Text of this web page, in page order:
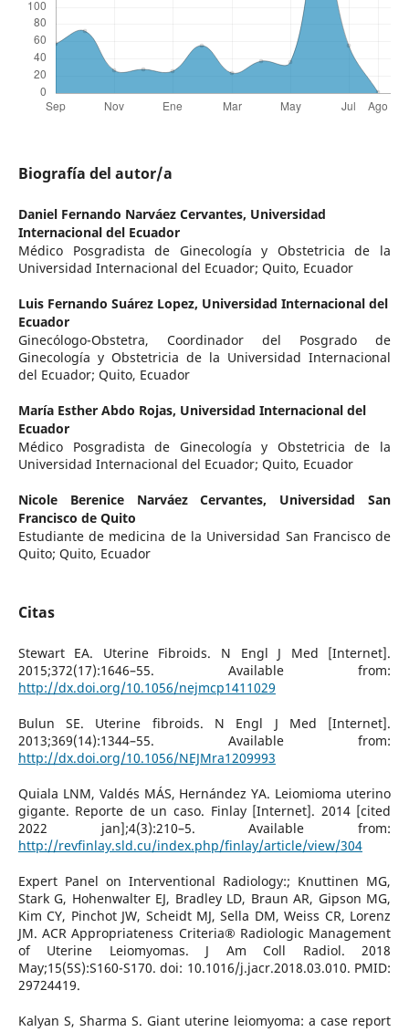
Biografía del autor/a
Daniel Fernando Narváez Cervantes, Universidad
Internacional del Ecuador
Médico Posgradista de Ginecología y Obstetricia de la
Universidad Internacional del Ecuador; Quito, Ecuador
Luis Fernando Suárez Lopez, Universidad Internacional del
Ecuador
Ginecólogo-Obstetra, Coordinador del Posgrado de
Ginecología y Obstetricia de la Universidad Internacional
del Ecuador; Quito, Ecuador
María Esther Abdo Rojas, Universidad Internacional del
Ecuador
Médico Posgradista de Ginecología y Obstetricia de la
Universidad Internacional del Ecuador; Quito, Ecuador
Nicole Berenice Narváez Cervantes, Universidad San
Francisco de Quito
Estudiante de medicina de la Universidad San Francisco de
Quito; Quito, Ecuador
Citas
Stewart EA. Uterine Fibroids. N Engl J Med [Internet].
2015;372(17):1646–55. Available from:
http://dx.doi.org/10.1056/nejmcp1411029
Bulun SE. Uterine fibroids. N Engl J Med [Internet].
2013;369(14):1344–55. Available from:
http://dx.doi.org/10.1056/NEJMra1209993
Quiala LNM, Valdés MÁS, Hernández YA. Leiomioma uterino
gigante. Reporte de un caso. Finlay [Internet]. 2014 [cited
2022 jan];4(3):210–5. Available from:
http://revfinlay.sld.cu/index.php/finlay/article/view/304
Expert Panel on Interventional Radiology:; Knuttinen MG,
Stark G, Hohenwalter EJ, Bradley LD, Braun AR, Gipson MG,
Kim CY, Pinchot JW, Scheidt MJ, Sella DM, Weiss CR, Lorenz
JM. ACR Appropriateness Criteria® Radiologic Management
of Uterine Leiomyomas. J Am Coll Radiol. 2018
May;15(5S):S160-S170. doi: 10.1016/j.jacr.2018.03.010. PMID:
29724419.
Kalyan S, Sharma S. Giant uterine leiomyoma: a case report